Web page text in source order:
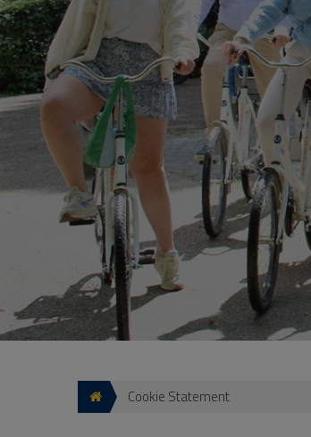
V1 19-01-2024 | 14:09:24
Deze website is eigendom
gemaakt met Kentaa, een
verwerker voor Stichting Het
Verwerkingsverantwoordelijke.
Stichting Het Nationale Park
cookie is een eenvoudig
applicaties) wordt
device wordt opgeslagen. De
de servers van Kentaa
onderverdeeld in functionele,
verschillende categorieën
overzicht van de op deze
onderstaande categorieën
Social Media Cookies en